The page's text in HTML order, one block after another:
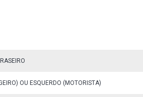
OU ESQUERDO (MOTORISTA)